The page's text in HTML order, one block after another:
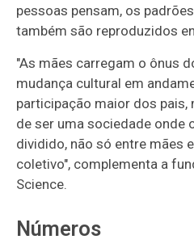
pessoas pensam, os
também são reproduzidos
"As mães carregam o ônus
mudança cultural em
participação maior dos pais,
de ser uma sociedade onde
dividido, não só entre mães
coletivo", complementa a
Science.
Números